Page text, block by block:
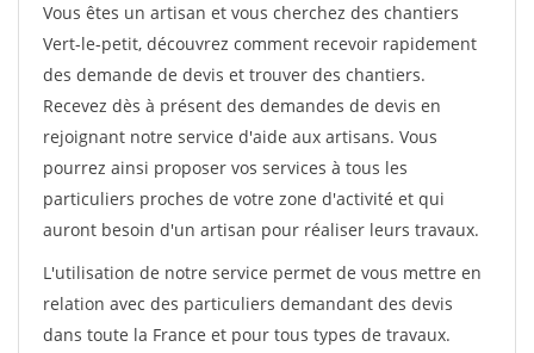
Vous êtes un artisan et vous cherchez des chantiers
Vert-le-petit, découvrez comment recevoir rapidement
des demande de devis et trouver des chantiers.
Recevez dès à présent des demandes de devis en
rejoignant notre service d'aide aux artisans. Vous
pourrez ainsi proposer vos services à tous les
particuliers proches de votre zone d'activité et qui
auront besoin d'un artisan pour réaliser leurs travaux.
L'utilisation de notre service permet de vous mettre en
relation avec des particuliers demandant des devis
dans toute la France et pour tous types de travaux.